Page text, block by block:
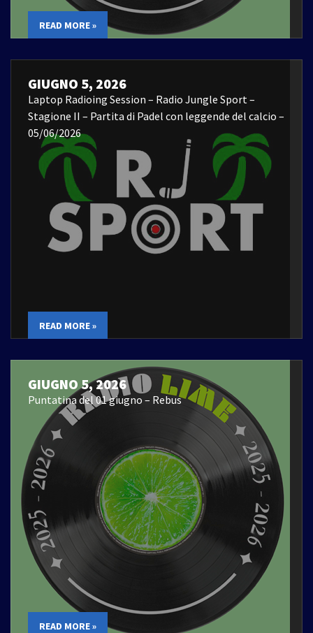
READ MORE »
GIUGNO 5, 2026
Laptop Radioing Session – Radio Jungle Sport –
Stagione II – Partita di Padel con leggende del calcio –
05/06/2026
READ MORE »
GIUGNO 5, 2026
Puntatina del 01 giugno – Rebus
READ MORE »